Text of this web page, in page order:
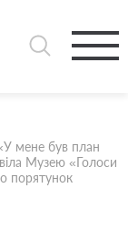
мене був план
Музею «Голоси
порятунок